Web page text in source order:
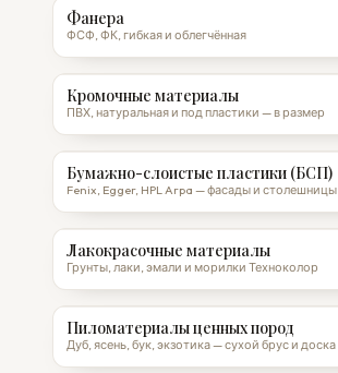
Фанера
ФСФ, ФК, гибкая и облегчённая
Кромочные материалы
ПВХ, натуральная и под пластики — в размер
Бумажно-слоистые пластики (БСП)
Fenix, Egger, HPL Arpa — фасады и столешницы
Лакокрасочные материалы
Грунты, лаки, эмали и морилки Техноколор
Пиломатериалы ценных пород
Дуб, ясень, бук, экзотика — сухой брус и доска